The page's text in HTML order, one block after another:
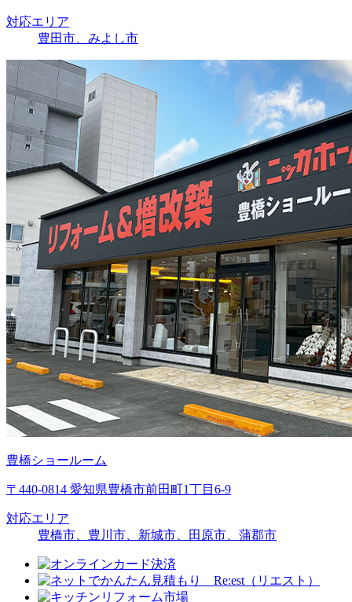
対応エリア
豊田市、みよし市
豊橋ショールーム
〒440-0814 愛知県豊橋市前田町1丁目6-9
対応エリア
豊橋市、豊川市、新城市、田原市、蒲郡市